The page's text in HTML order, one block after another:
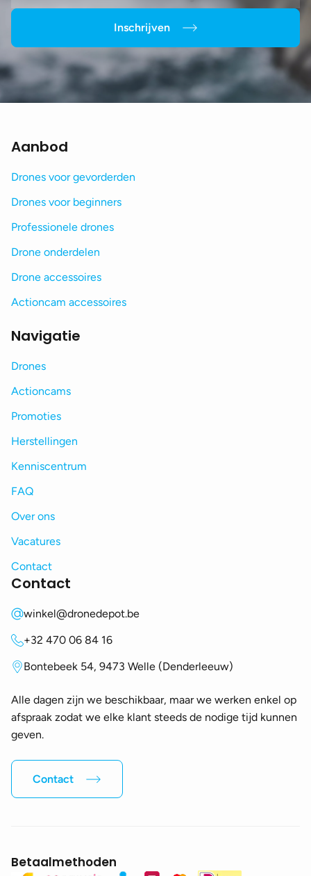
Inschrijven
Aanbod
Drones voor gevorderden
Drones voor beginners
Professionele drones
Drone onderdelen
Drone accessoires
Actioncam accessoires
Navigatie
Drones
Actioncams
Promoties
Herstellingen
Kenniscentrum
FAQ
Over ons
Vacatures
Contact
Contact
winkel@dronedepot.be
+32 470 06 84 16
Bontebeek 54, 9473 Welle (Denderleeuw)
Alle dagen zijn we beschikbaar, maar we werken enkel op
afspraak zodat we elke klant steeds de nodige tijd kunnen
geven.
Contact
Betaalmethoden